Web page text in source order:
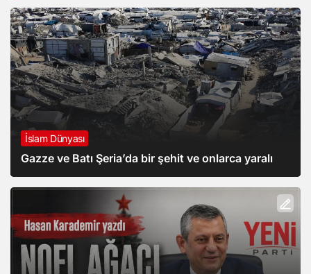
İslam Dünyası
Gazze ve Batı Şeria’da bir şehit ve onlarca yaralı